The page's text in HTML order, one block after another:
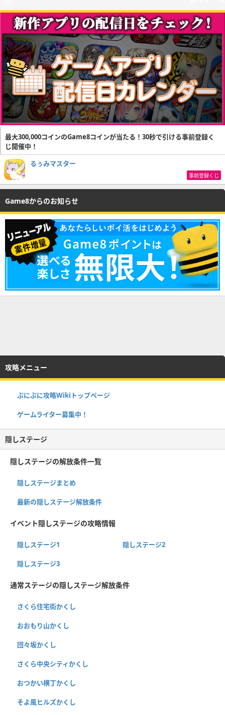
最大300,000コインのGame8コインが当たる！30秒で引ける事前登録く
じ開催中！
るぅみマスター
事前登録くじ
Game8からのお知らせ
攻略メニュー
ぷにぷに攻略Wikiトップページ
ゲームライター募集中！
隠しステージ
隠しステージの解放条件一覧
隠しステージまとめ
最新の隠しステージ解放条件
イベント隠しステージの攻略情報
隠しステージ1 隠しステージ2
隠しステージ3
通常ステージの隠しステージ解放条件
さくら住宅街かくし
おおもり山かくし
団々坂かくし
さくら中央シティかくし
おつかい横丁かくし
そよ風ヒルズかくし